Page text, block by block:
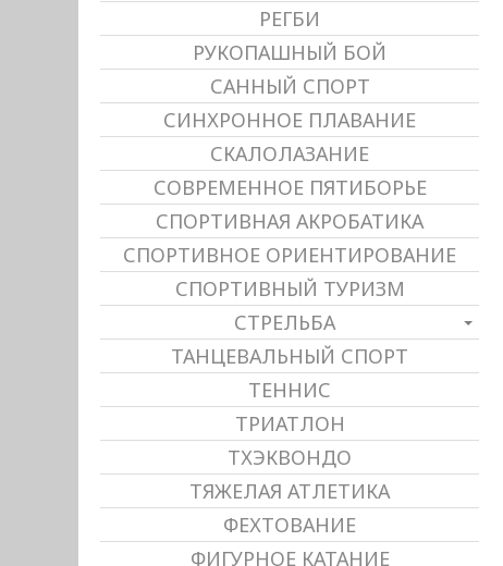
РЕГБИ
РУКОПАШНЫЙ БОЙ
САННЫЙ СПОРТ
СИНХРОННОЕ ПЛАВАНИЕ
СКАЛОЛАЗАНИЕ
СОВРЕМЕННОЕ ПЯТИБОРЬЕ
СПОРТИВНАЯ АКРОБАТИКА
СПОРТИВНОЕ ОРИЕНТИРОВАНИЕ
СПОРТИВНЫЙ ТУРИЗМ
СТРЕЛЬБА
ТАНЦЕВАЛЬНЫЙ СПОРТ
ТЕННИС
ТРИАТЛОН
ТХЭКВОНДО
ТЯЖЕЛАЯ АТЛЕТИКА
ФЕХТОВАНИЕ
ФИГУРНОЕ КАТАНИЕ